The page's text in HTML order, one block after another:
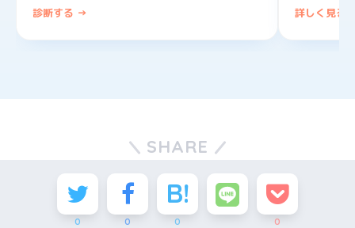
診断する → 詳しく見る
SHARE
0 0 0 0